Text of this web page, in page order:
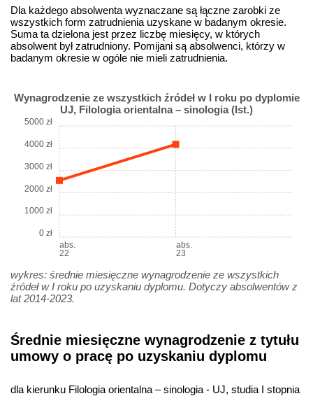
Dla każdego absolwenta wyznaczane są łączne zarobki ze
wszystkich form zatrudnienia uzyskane w badanym okresie.
Suma ta dzielona jest przez liczbę miesięcy, w których
absolwent był zatrudniony. Pomijani są absolwenci, którzy w
badanym okresie w ogóle nie mieli zatrudnienia.
Wynagrodzenie ze wszystkich źródeł w I roku po dyplomie
UJ, Filologia orientalna – sinologia (Ist.)
abs.
22
abs.
23
0 zł
1000 zł
2000 zł
3000 zł
4000 zł
5000 zł
wykres: średnie miesięczne wynagrodzenie ze wszystkich
źródeł w I roku po uzyskaniu dyplomu. Dotyczy absolwentów z
lat 2014-2023.
Średnie miesięczne wynagrodzenie z tytułu
umowy o pracę po uzyskaniu dyplomu
dla kierunku Filologia orientalna – sinologia - UJ, studia I stopnia